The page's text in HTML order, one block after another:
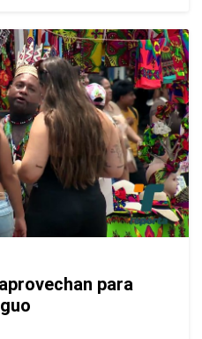
para